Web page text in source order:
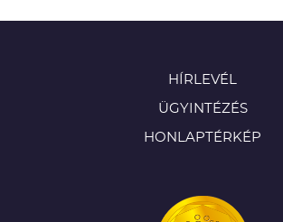
HÍRLEVÉL
ÜGYINTÉZÉS
HONLAPTÉRKÉP